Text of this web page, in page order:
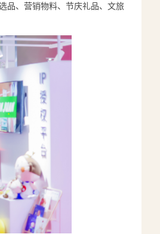
品、营销物料、节庆礼品、文旅